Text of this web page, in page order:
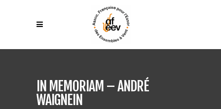
IN MEMORIAM – ANDRÉ
WAIGNEIN